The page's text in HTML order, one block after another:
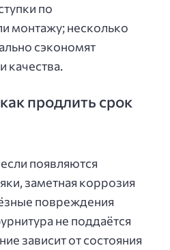
по
монтажу; несколько
сэкономят
качества.
продлить срок
появляются
заметная коррозия
повреждения
не поддаётся
зависит от состояния